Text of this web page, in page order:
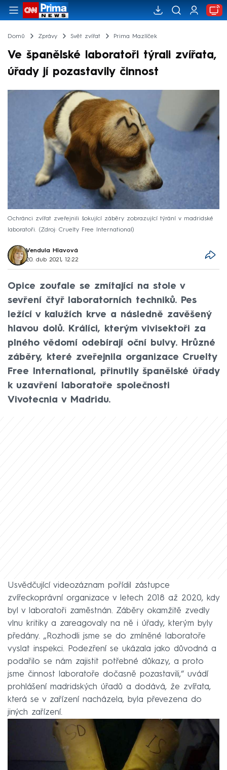
Domů Zprávy Svět zvířat Prima Mazlíček
Ve španělské laboratoři týrali zvířata,
úřady jí pozastavily činnost
Ochránci zvířat zveřejnili šokující záběry zobrazující týrání v madridské
laboratoři.
Zdroj: Cruelty Free International
Vendula Hlavová
20. dub 2021, 12:22
Opice zoufale se zmítající na stole v
sevření čtyř laboratorních techniků. Pes
ležící v kalužích krve a následně zavěšený
hlavou dolů. Králíci, kterým vivisektoři za
plného vědomí odebírají oční bulvy. Hrůzné
záběry, které zveřejnila organizace Cruelty
Free International, přinutily španělské úřady
k uzavření laboratoře společnosti
Vivotecnia v Madridu.
Usvědčující videozáznam pořídil zástupce
zvířeckoprávní organizace v letech 2018 až 2020, kdy
byl v laboratoři zaměstnán. Záběry okamžitě zvedly
vlnu kritiky a zareagovaly na ně i úřady, kterým byly
předány. „Rozhodli jsme se do zmíněné laboratoře
vyslat inspekci. Podezření se ukázala jako důvodná a
podařilo se nám zajistit potřebné důkazy, a proto
jsme činnost laboratoře dočasně pozastavili,“ uvádí
prohlášení madridských úřadů a dodává, že zvířata,
která se v zařízení nacházela, byla převezena do
jiných zařízení.